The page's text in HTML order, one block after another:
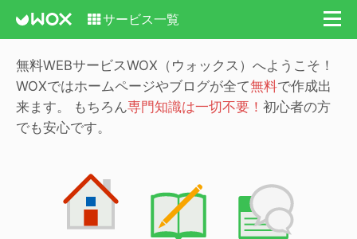
サービス一覧
無料WEBサービスWOX（ウォックス）へようこそ！
WOXではホームページやブログが全て無料で作成出
来ます。
もちろん専門知識は一切不要！ 初心者の方
でも安心です。